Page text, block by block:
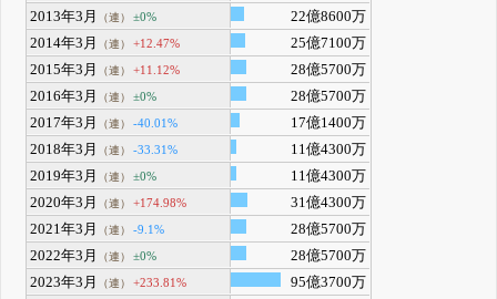
2013年3月
（連） ±0%
22億8600万
2014年3月
（連） +12.47%
25億7100万
2015年3月
（連） +11.12%
28億5700万
2016年3月
（連） ±0%
28億5700万
2017年3月
（連） -40.01%
17億1400万
2018年3月
（連） -33.31%
11億4300万
2019年3月
（連） ±0%
11億4300万
2020年3月
（連） +174.98%
31億4300万
2021年3月
（連） -9.1%
28億5700万
2022年3月
（連） ±0%
28億5700万
2023年3月
（連） +233.81% 95億3700万